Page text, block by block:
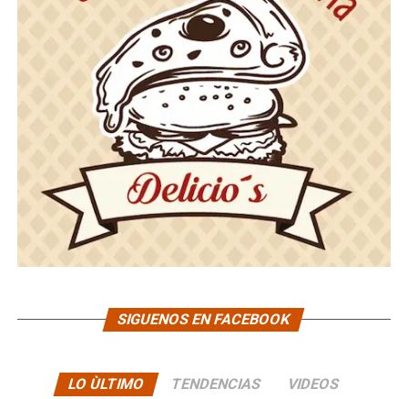
SIGUENOS EN FACEBOOK
LO ÙLTIMO TENDENCIAS VIDEOS